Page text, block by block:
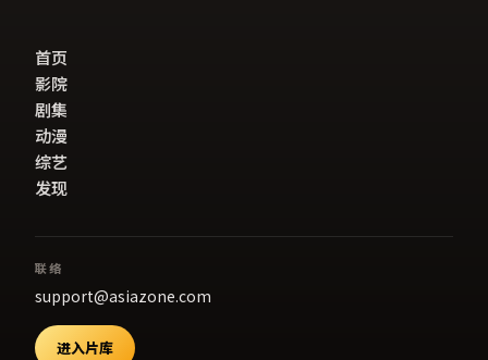
首页
影院
剧集
动漫
综艺
发现
联络
support@asiazone.com
进入片库